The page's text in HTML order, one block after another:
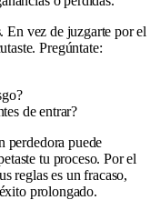
. En vez de juzgarte por el
Pregúntate:
de entrar?
perdedora puede
tu proceso. Por el
reglas es un fracaso,
prolongado.